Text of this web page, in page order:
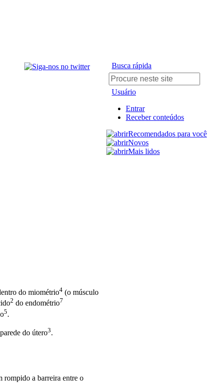
do miométrio4 (o músculo
2 do endométrio7
5.
do útero3.
rompido a barreira entre o
Busca rápida
Usuário
Entrar
Receber conteúdos
Recomendados para você
Novos
Mais lidos